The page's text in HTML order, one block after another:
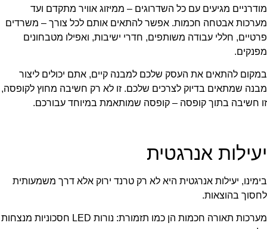
מודרניים מגיעים עם כל השדרוגים – ממיזוג אוויר מתקדם ועד
מערכות אבטחה חכמות. אפשר להתאים אותם לכל צורך – משרדים
פרטיים, חללי עבודה משותפים, חדרי ישיבות, ואפילו מטבחונים
מפנקים.
במקום להתאים את העסק שלכם למבנה קיים, אתם יכולים ליצור
מבנה שמתאים בדיוק לצרכים שלכם. זו לא רק חשיבה מחוץ לקופסה,
זו חשיבה בתוך קופסה – קופסה שמותאמת במיוחד עבורכם.
יעילות אנרגטית
בימינו, יעילות אנרגטית היא לא רק טרנד ירוק אלא דרך משמעותית
לחסוך בהוצאות.
מערכות תאורה חכמות הן כמו תזמורת: נורות LED חסכוניות מנצחות